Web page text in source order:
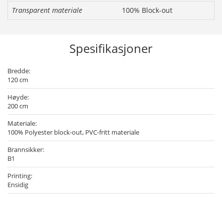
Transparent materiale
100% Block-out
Spesifikasjoner
Bredde:
120 cm
Høyde:
200 cm
Materiale:
100% Polyester block-out, PVC-fritt materiale
Brannsikker:
B1
Printing:
Ensidig